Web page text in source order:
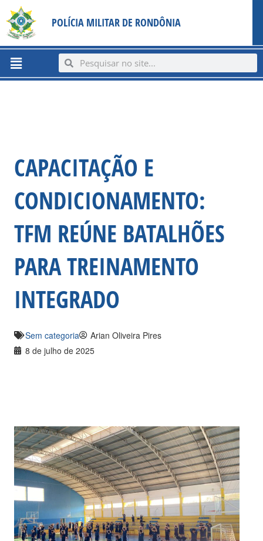
content
para
conteúdo
POLÍCIA MILITAR DE RONDÔNIA
Menu SearchSearch
CAPACITAÇÃO E
CONDICIONAMENTO:
TFM REÚNE BATALHÕES
PARA TREINAMENTO
INTEGRADO
Sem categoria
Arian Oliveira Pires
8 de julho de 2025